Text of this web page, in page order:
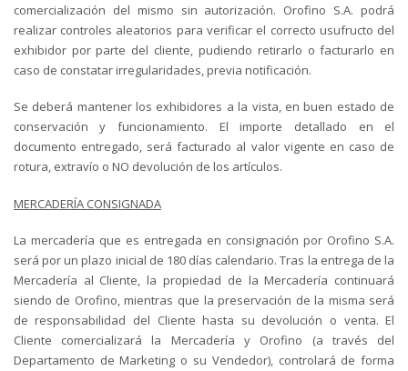
comercialización del mismo sin autorización. Orofino S.A. podrá
realizar controles aleatorios para verificar el correcto usufructo del
exhibidor por parte del cliente, pudiendo retirarlo o facturarlo en
caso de constatar irregularidades, previa notificación.
Se deberá mantener los exhibidores a la vista, en buen estado de
conservación y funcionamiento. El importe detallado en el
documento entregado, será facturado al valor vigente en caso de
rotura, extravío o NO devolución de los artículos.
MERCADERÍA CONSIGNADA
La mercadería que es entregada en consignación por Orofino S.A.
será por un plazo inicial de 180 días calendario. Tras la entrega de la
Mercadería al Cliente, la propiedad de la Mercadería continuará
siendo de Orofino, mientras que la preservación de la misma será
de responsabilidad del Cliente hasta su devolución o venta. El
Cliente comercializará la Mercadería y Orofino (a través del
Departamento de Marketing o su Vendedor), controlará de forma